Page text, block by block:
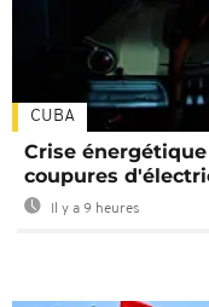
CUBA
Crise
coupures
Il y a 9 heures